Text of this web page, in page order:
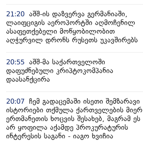
21:20 აშშ-ის დაზვერვა გერმანიაში,
ლაიფციგის აეროპორტში აღმოჩენილ
ასაფეთქებელი მოწყობილობით
აღჭურვილ დრონს რუსეთს უკავშირებს
20:55 აშშ-მა საქართველოში
დაფუძნებული კრიპტოკომპანია
დაასანქცირა
20:07 ჩემ გადაცემაში ისეთი შემზარავი
ისტორიები თქმულა ქართველების მიერ
ერთმანეთის ხოცვის შესახებ, მაგრამ ეს
არ ყოფილა აქამდე პროკურატურის
ინტერესის საგანი - იაგო ხვიჩია